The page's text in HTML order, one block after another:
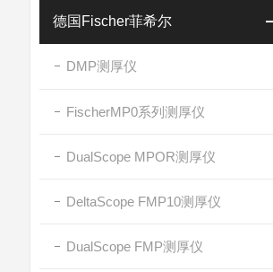
德国Fischer菲希尔
DMP测厚仪
FischerMP0系列测厚仪
DualScope MPOR测厚仪
DeltaScope FMP10测厚仪
DualScope FMP测厚仪